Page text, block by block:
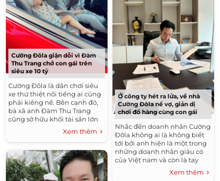
Cường Đôla giận dỗi vì Đàm
Thu Trang chở con gái trên
siêu xe 10 tỷ
Cường Đôla là dân chơi siêu
xe thứ thiệt nổi tiếng ai cũng
phải kiêng nể. Bên cạnh đó,
bà xã anh Đàm Thu Trang
cũng sở hữu khối tài sản lớn
trước khi lấy chồng. Đó là lý
do vì sao con gái...
Xem thêm
Ở công ty hét ra lửa, về nhà
Cường Đôla nể vợ, giản dị
chơi đồ hàng cùng con gái
Nhắc đến doanh nhân Cường
Đôla không ai là không biết
tới bởi anh hiện là một trong
những doanh nhân giàu có
của Việt nam và còn là tay
chơi siêu xe, đồ hiệu khét
tiếng. Quốc Cường hiện là...
Xem thêm